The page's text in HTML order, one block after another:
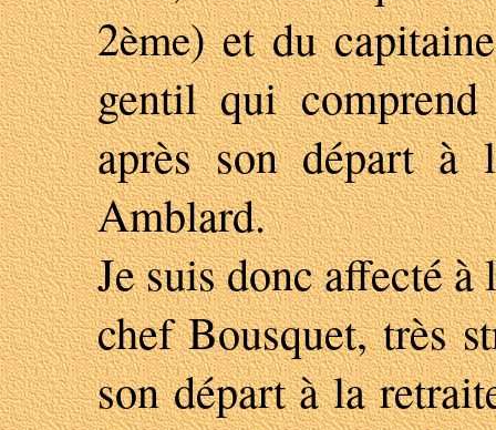
2ème) et du
gentil qui
après son départ à
Amblard.
Je suis donc affecté
chef Bousquet, très
son départ à la